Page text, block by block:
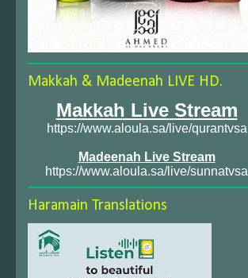
Makkah & Madeenah LIVE HD.
Makkah Live Stream
https://www.aloula.sa/live/qurantvsa
Madeenah Live Stream
https://www.aloula.sa/live/sunnatvsa
Haramain Translations